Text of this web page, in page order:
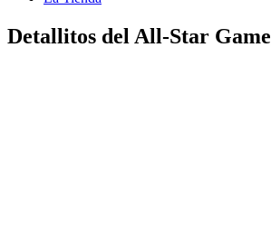
Detallitos del All-Star Game